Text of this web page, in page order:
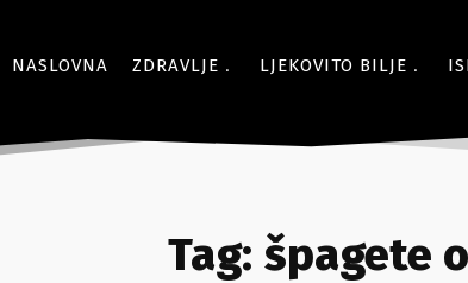
NASLOVNA ZDRAVLJE LJEKOVITO BILJE
Tag: špagete